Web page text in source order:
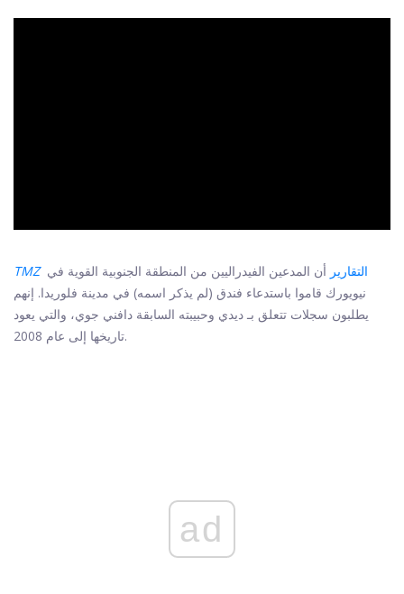
TMZ التقارير أن المدعين الفيدراليين من المنطقة الجنوبية القوية في
نيويورك قاموا باستدعاء فندق (لم يذكر اسمه) في مدينة فلوريدا. إنهم
يطلبون سجلات تتعلق بـ ديدي وحبيبته السابقة دافني جوي، والتي يعود
تاريخها إلى عام 2008.
ad